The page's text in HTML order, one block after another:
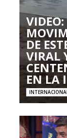
DE
VIRAL
EN LA